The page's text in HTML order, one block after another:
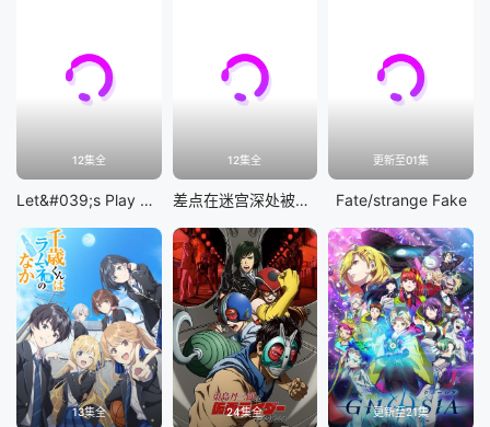
12集全
Let&#039;s Play 充满挑战的人生
12集全
差点在迷宫深处被信任的伙伴杀掉，但靠着天赐技能「无限扭蛋」获得等级9999的伙伴，我要向前队友和世界展开复仇&amp;「给他们好看！」
更新至01集
Fate/strange Fake
13集全 24集全 更新至21集